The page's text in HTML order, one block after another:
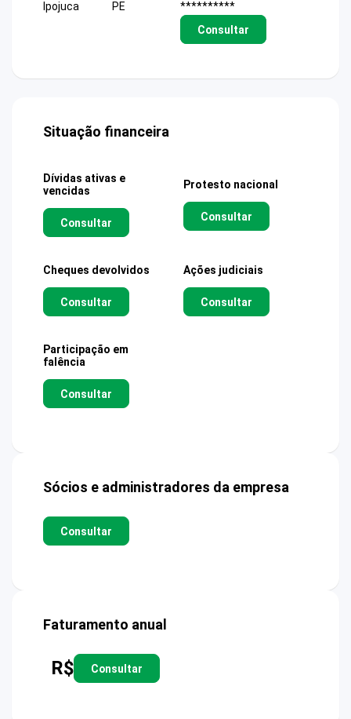
Ipojuca
PE
**********
Consultar
Situação financeira
Dívidas ativas e
vencidas
Consultar
Protesto nacional
Consultar
Cheques devolvidos
Consultar
Ações judiciais
Consultar
Participação em
falência
Consultar
Sócios e administradores da empresa
Consultar
Faturamento anual
R$ Consultar